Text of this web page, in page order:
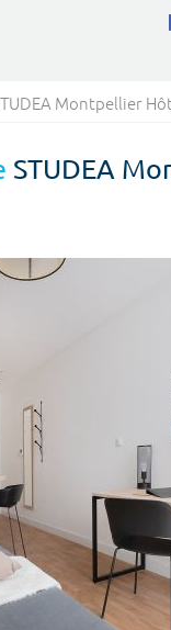
Montpellier
STUDEA